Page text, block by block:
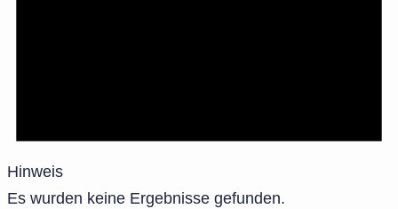
Hinweis
Es wurden keine Ergebnisse gefunden.